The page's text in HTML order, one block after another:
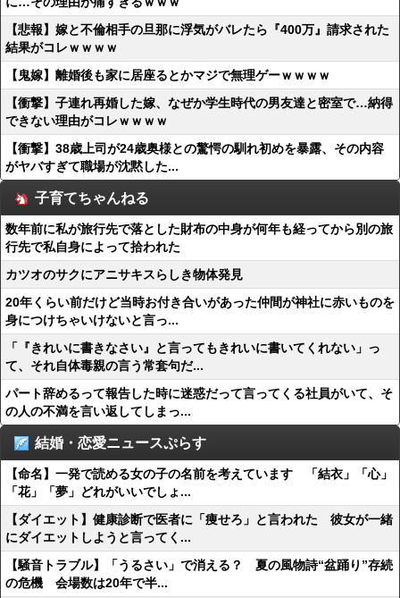
【悲報】嫁と不倫相手の旦那に浮気がバレたら『400万』請求された
結果がコレｗｗｗｗ
【鬼嫁】離婚後も家に居座るとかマジで無理ゲーｗｗｗｗ
【衝撃】子連れ再婚した嫁、なぜか学生時代の男友達と密室で…納得
できない理由がコレｗｗｗｗ
【衝撃】38歳上司が24歳奥様との驚愕の馴れ初めを暴露、その内容
がヤバすぎて職場が沈黙した...
子育てちゃんねる
数年前に私が旅行先で落とした財布の中身が何年も経ってから別の旅
行先で私自身によって拾われた
カツオのサクにアニサキスらしき物体発見
20年くらい前だけど当時お付き合いがあった仲間が神社に赤いものを
身につけちゃいけないと言っ...
「『きれいに書きなさい』と言ってもきれいに書いてくれない」っ
て、それ自体毒親の言う常套句だ...
パート辞めるって報告した時に迷惑だって言ってくる社員がいて、そ
の人の不満を言い返してしまっ...
結婚・恋愛ニュースぷらす
【命名】一発で読める女の子の名前を考えています 「結衣」「心」
「花」「夢」どれがいいでしょ...
【ダイエット】健康診断で医者に「痩せろ」と言われた 彼女が一緒
にダイエットしようと言ってく...
【騒音トラブル】「うるさい」で消える？ 夏の風物詩“盆踊り”存続
の危機 会場数は20年で半...